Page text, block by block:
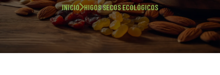
INICIO HIGOS SECOS ECOLÓGICOS